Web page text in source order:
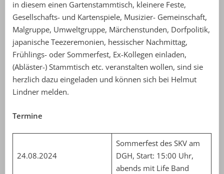
in diesem einen Gartenstammtisch, kleinere Feste,
Gesellschafts- und Kartenspiele, Musizier- Gemeinschaft,
Malgruppe, Umweltgruppe, Märchenstunden, Dorfpolitik,
japanische Teezeremonien, hessischer Nachmittag,
Frühlings- oder Sommerfest, Ex-Kollegen einladen,
(Abläster-) Stammtisch etc. veranstalten wollen, sind sie
herzlich dazu eingeladen und können sich bei Helmut
Lindner melden.
Termine
24.08.2024
Sommerfest des SKV am
DGH, Start: 15:00 Uhr,
abends mit Life Band